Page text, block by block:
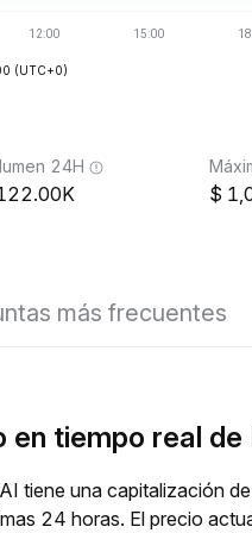
(UTC+0)
24H
más frecuentes
tiempo real de
tiene una capitalización
24 horas. El precio